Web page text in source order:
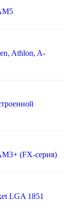
Athlon, A-
(FX-серия)
LGA 1851